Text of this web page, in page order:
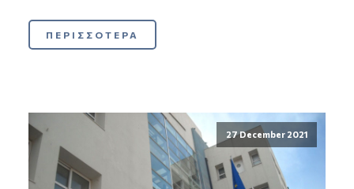
ΠΕΡΙΣΣΟΤΕΡΑ
27 December 2021